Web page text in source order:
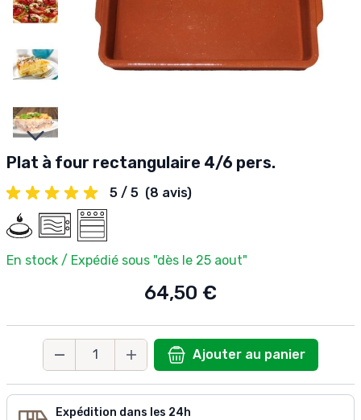
Slides suivantes
Plat à four rectangulaire 4/6 pers.
5 / 5 (8 avis)
En stock / Expédié sous "dès le 25 aout"
64,50 €
Quantité
Ajouter au panier
Expédition dans les 24h